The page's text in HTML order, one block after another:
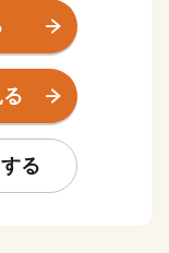
しくお願いいた
る